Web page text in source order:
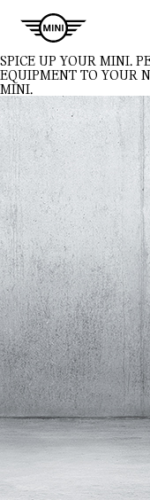
SPICE UP YOUR MINI.
EQUIPMENT TO YOUR
MINI.